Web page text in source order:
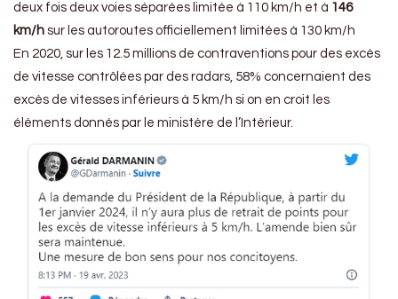
deux fois deux voies séparées limitée à 110 km/h et à 146
km/h sur les autoroutes officiellement limitées à 130 km/h
En 2020, sur les 12.5 millions de contraventions pour des excès
de vitesse contrôlées par des radars, 58% concernaient des
excès de vitesses inférieurs à 5 km/h si on en croit les
éléments donnés par le ministère de l’Intérieur.